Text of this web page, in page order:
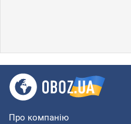
Про компанію